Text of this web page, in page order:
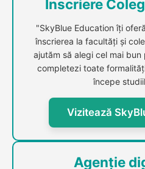
Înscriere
"SkyBlue Education îți
înscrierea la facultăți și
ajutăm să alegi cel mai
completezi toate
începe
Vizitează
Agenție